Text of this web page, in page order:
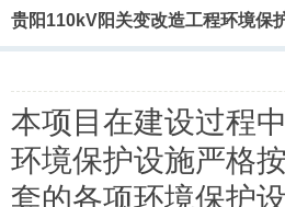
贵阳110kV阳关变改造工程环境保
本项目在建设过程
环境保护设施严格
套的各项环境保护